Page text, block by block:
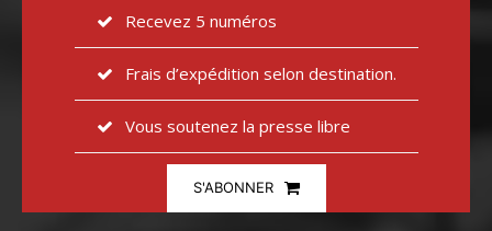
Recevez 5 numéros
Frais d’expédition selon destination.
Vous soutenez la presse libre
S'ABONNER